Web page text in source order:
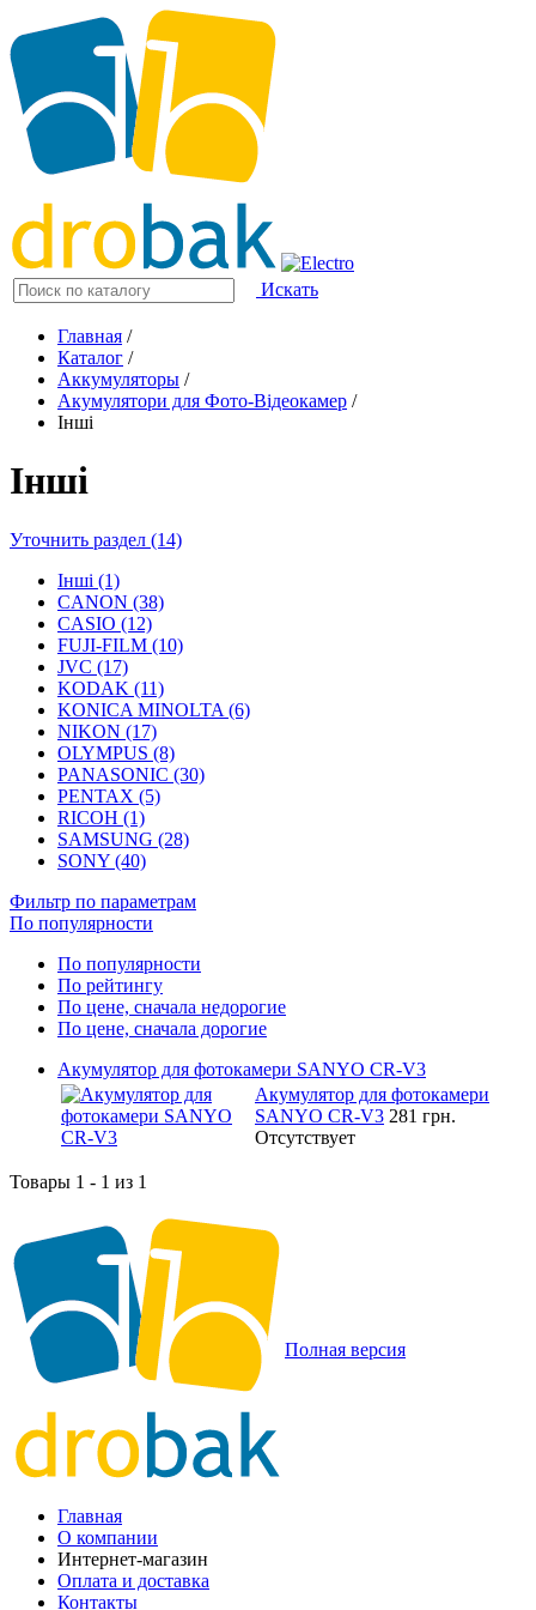
Искать
Главная /
Каталог /
Аккумуляторы /
Акумулятори для Фото-Відеокамер /
Інші
Інші
Уточнить раздел (14)
Інші (1)
CANON (38)
CASIO (12)
FUJI-FILM (10)
JVC (17)
KODAK (11)
KONICA MINOLTA (6)
NIKON (17)
OLYMPUS (8)
PANASONIC (30)
PENTAX (5)
RICOH (1)
SAMSUNG (28)
SONY (40)
Фильтр по параметрам
По популярности
По популярности
По рейтингу
По цене, сначала недорогие
По цене, сначала дорогие
Акумулятор для фотокамери SANYO CR-V3
Акумулятор для фотокамери
SANYO CR-V3 281 грн.
Отсутствует
Товары 1 - 1 из 1
Полная версия
Главная
О компании
Интернет-магазин
Оплата и доставка
Контакты